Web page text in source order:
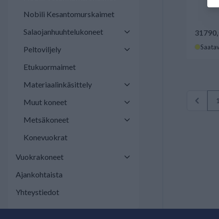
Nobili Kesantomurskaimet
Salaojanhuuhtelukoneet
Peltoviljely
Etukuormaimet
Materiaalinkäsittely
Muut koneet
Metsäkoneet
Konevuokrat
Vuokrakoneet
Ajankohtaista
Yhteystiedot
1